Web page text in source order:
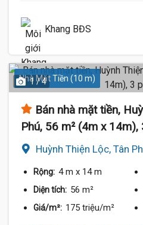
Khang BĐS
Nhà Mặt Tiền (10 m)
1 / 4
Bán nhà mặt tiền,
Phú, 56 m² (4m x 14m),
Huỳnh Thiện Lộc, Tân
Rộng: 4 m x 14 m
Diện tích: 56 m²
Giá/m²: 175 triệu/m²